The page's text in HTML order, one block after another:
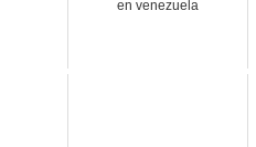
en venezuela